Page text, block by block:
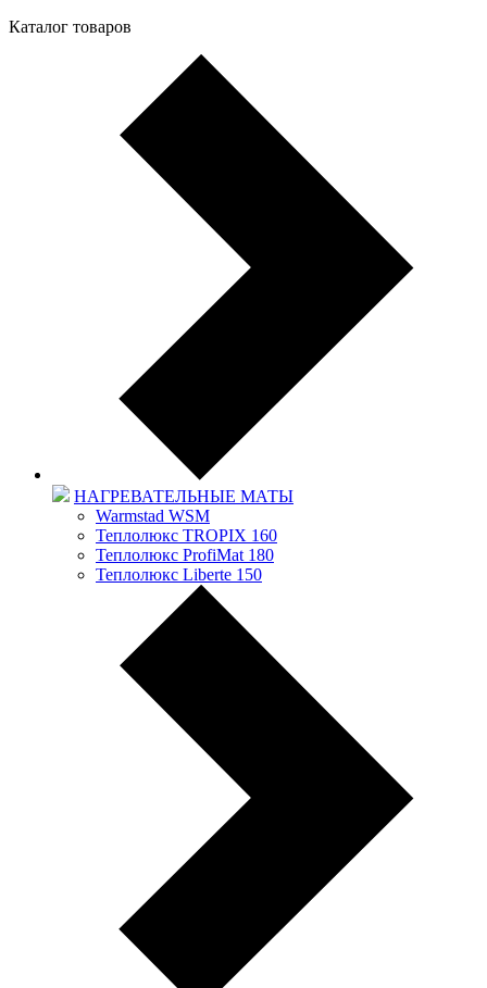
Каталог товаров
НАГРЕВАТЕЛЬНЫЕ МАТЫ
Warmstad WSM
Теплолюкс TROPIX 160
Теплолюкс ProfiMat 180
Теплолюкс Liberte 150